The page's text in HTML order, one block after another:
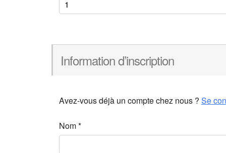
Information d’inscription
Avez-vous déjà un compte chez nous ? Se
Nom*